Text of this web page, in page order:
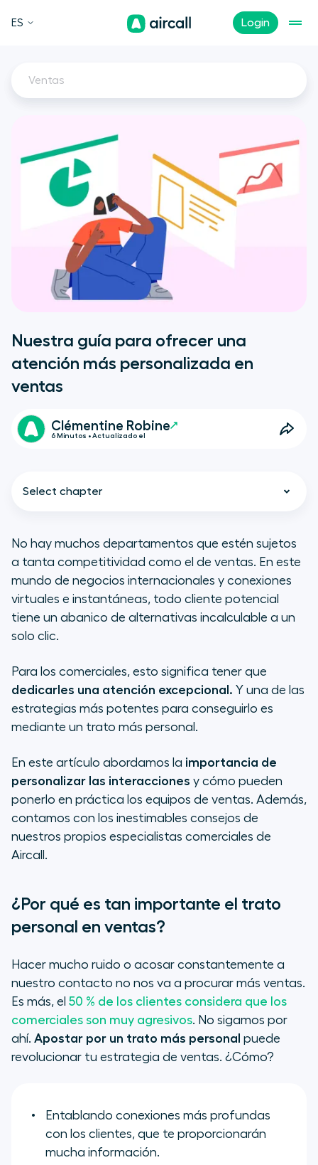
Login
ES
Ventas
Nuestra guía para ofrecer una
atención más personalizada en
ventas
Clémentine Robine
6 Minutos • Actualizado el
Select chapter
¿Por qué es tan importante el
trato personal en ventas?
No hay muchos departamentos que estén sujetos
a tanta competitividad como el de ventas. En este
mundo de negocios internacionales y conexiones
virtuales e instantáneas, todo cliente potencial
tiene un abanico de alternativas incalculable a un
solo clic.
Para los comerciales, esto significa tener que
dedicarles una atención excepcional. Y una de las
estrategias más potentes para conseguirlo es
mediante un trato más personal.
En este artículo abordamos la importancia de
personalizar las interacciones y cómo pueden
ponerlo en práctica los equipos de ventas. Además,
contamos con los inestimables consejos de
nuestros propios especialistas comerciales de
Aircall.
¿Por qué es tan importante el trato
personal en ventas?
Hacer mucho ruido o acosar constantemente a
nuestro contacto no nos va a procurar más ventas.
Es más, el 50 % de los clientes considera que los
comerciales son muy agresivos. No sigamos por
ahí. Apostar por un trato más personal puede
revolucionar tu estrategia de ventas. ¿Cómo?
Entablando conexiones más profundas
con los clientes, que te proporcionarán
mucha información.